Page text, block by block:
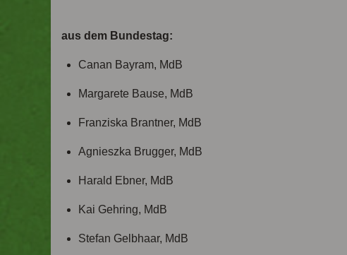
aus dem Bundestag:
Canan Bayram, MdB
Margarete Bause, MdB
Franziska Brantner, MdB
Agnieszka Brugger, MdB
Harald Ebner, MdB
Kai Gehring, MdB
Stefan Gelbhaar, MdB